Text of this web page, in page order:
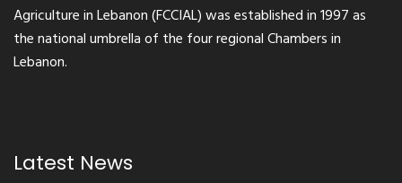
Agriculture in Lebanon (FCCIAL) was established in 1997 as
the national umbrella of the four regional Chambers in
Lebanon.
Latest News